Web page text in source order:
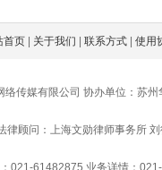
首页 关于我们 |联系方式 |使用
络传媒有限公司 协办单位：苏
律顾问：上海文勋律师事务所
021-61482875 业务详情：